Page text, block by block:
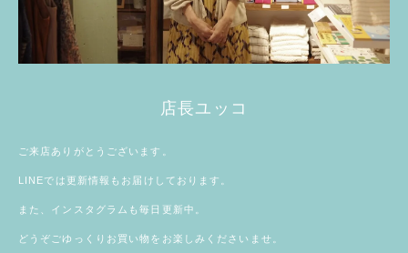
店長ユッコ
ご来店ありがとうございます。
LINEでは更新情報もお届けしております。
また、 インスタグラム も毎日更新中。
どうぞごゆっくりお買い物をお楽しみくださいませ。